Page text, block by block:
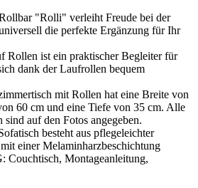
"Rolli" verleiht Freude bei der
die perfekte Ergänzung für Ihr
Rollen ist ein praktischer Begleiter für
dank der Laufrollen bequem
mit Rollen hat eine Breite von
60 cm und eine Tiefe von 35 cm. Alle
auf den Fotos angegeben.
besteht aus pflegeleichter
einer Melaminharzbeschichtung
Montageanleitung,